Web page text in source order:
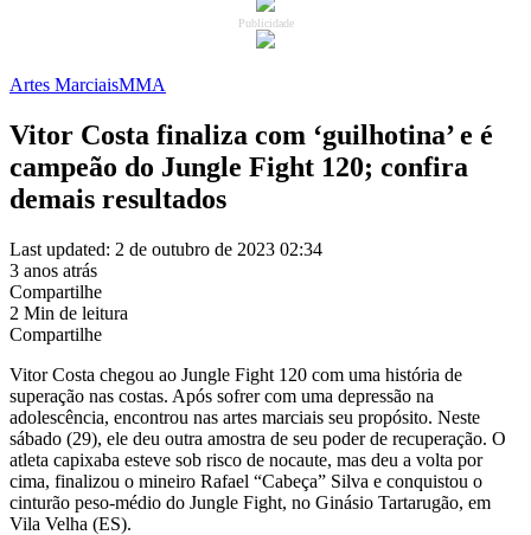
Publicidade
Artes MarciaisMMA
Vitor Costa finaliza com ‘guilhotina’ e é
campeão do Jungle Fight 120; confira
demais resultados
Last updated: 2 de outubro de 2023 02:34
3 anos atrás
Compartilhe
2 Min de leitura
Compartilhe
Vitor Costa chegou ao Jungle Fight 120 com uma história de
superação nas costas. Após sofrer com uma depressão na
adolescência, encontrou nas artes marciais seu propósito. Neste
sábado (29), ele deu outra amostra de seu poder de recuperação. O
atleta capixaba esteve sob risco de nocaute, mas deu a volta por
cima, finalizou o mineiro Rafael “Cabeça” Silva e conquistou o
cinturão peso-médio do Jungle Fight, no Ginásio Tartarugão, em
Vila Velha (ES).